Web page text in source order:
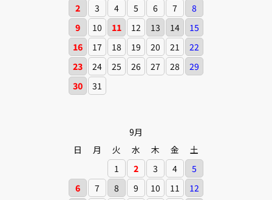
2
3 4 5 6 7
8
9
10 11 12 13 14
15
16
17 18 19 20 21
22
23
24 25 26 27 28
29
30
31
9月
日
月 火 水 木 金
土
1
2 3 4
5
6
7 8 9 10 11
12